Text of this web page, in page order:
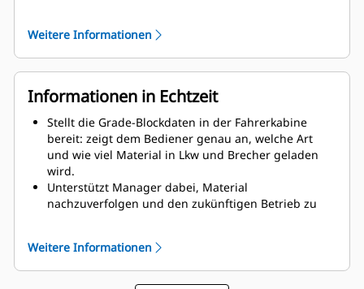
Steigert die Produktivität und Präzision durch
präzise Satellitenführung.
Bietet eine mobile App, mit der Bergwerksaufseher
vor Ort Fortschritts-Updates von Maschinen in der
Nähe abrufen, den Standort aller mit Terrain
ausgestatteten Maschinen sehen, Aufgaben
zuweisen und Designpläne validieren können.
Weitere Informationen
Informationen in Echtzeit
Stellt die Grade-Blockdaten in der Fahrerkabine
bereit: zeigt dem Bediener genau an, welche Art
und wie viel Material in Lkw und Brecher geladen
wird.
Unterstützt Manager dabei, Material
nachzuverfolgen und den zukünftigen Betrieb zu
und Produktivität nach Maschine, Schicht und
Fahrer.
Ermöglicht unmittelbare Aktualisierungen der
Weitere Informationen